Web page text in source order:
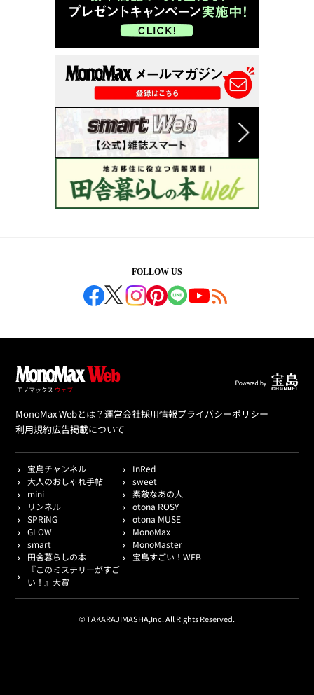
FOLLOW US
MonoMax Webとは？運営会社採用情報プライバシーポリシー
利用規約広告掲載について
宝島チャンネル
InRed
大人のおしゃれ手帖
sweet
mini
素敵なあの人
リンネル
otona ROSY
SPRiNG
otona MUSE
GLOW
MonoMax
smart
MonoMaster
田舎暮らしの本
宝島すごい！WEB
『このミステリーがすご
い！』大賞
© TAKARAJIMASHA,Inc. All Rights Reserved.